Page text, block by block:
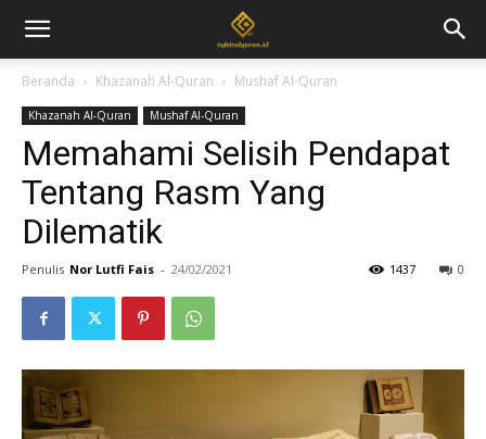
Beranda Khazanah Al-Quran Mushaf Al-Quran
Khazanah Al-Quran Mushaf Al-Quran
Memahami Selisih Pendapat
Tentang Rasm Yang
Dilematik
Penulis Nor Lutfi Fais - 24/02/2021 0
1437